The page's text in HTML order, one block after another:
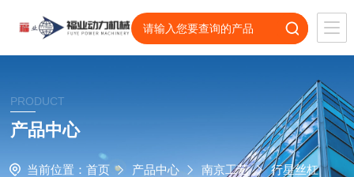
PRODUCT
产品中心
当前位置： 首页 产品中心 南京工艺
行星丝杠